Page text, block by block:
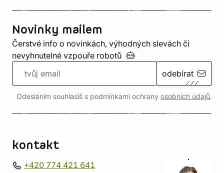
Novinky mailem
Čerstvé info o novinkách, výhodných slevách či
nevyhnutelné vzpouře robotů
odebírat
Odesláním souhlasíš s podmínkami ochrany osobních údajů.
kontakt
+420 774 421 641